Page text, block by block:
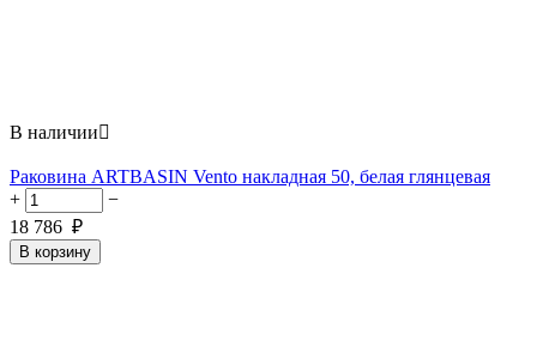
В наличии
Раковина ARTBASIN Vento накладная 50, белая глянцевая
+
−
18 786 ₽
В корзину